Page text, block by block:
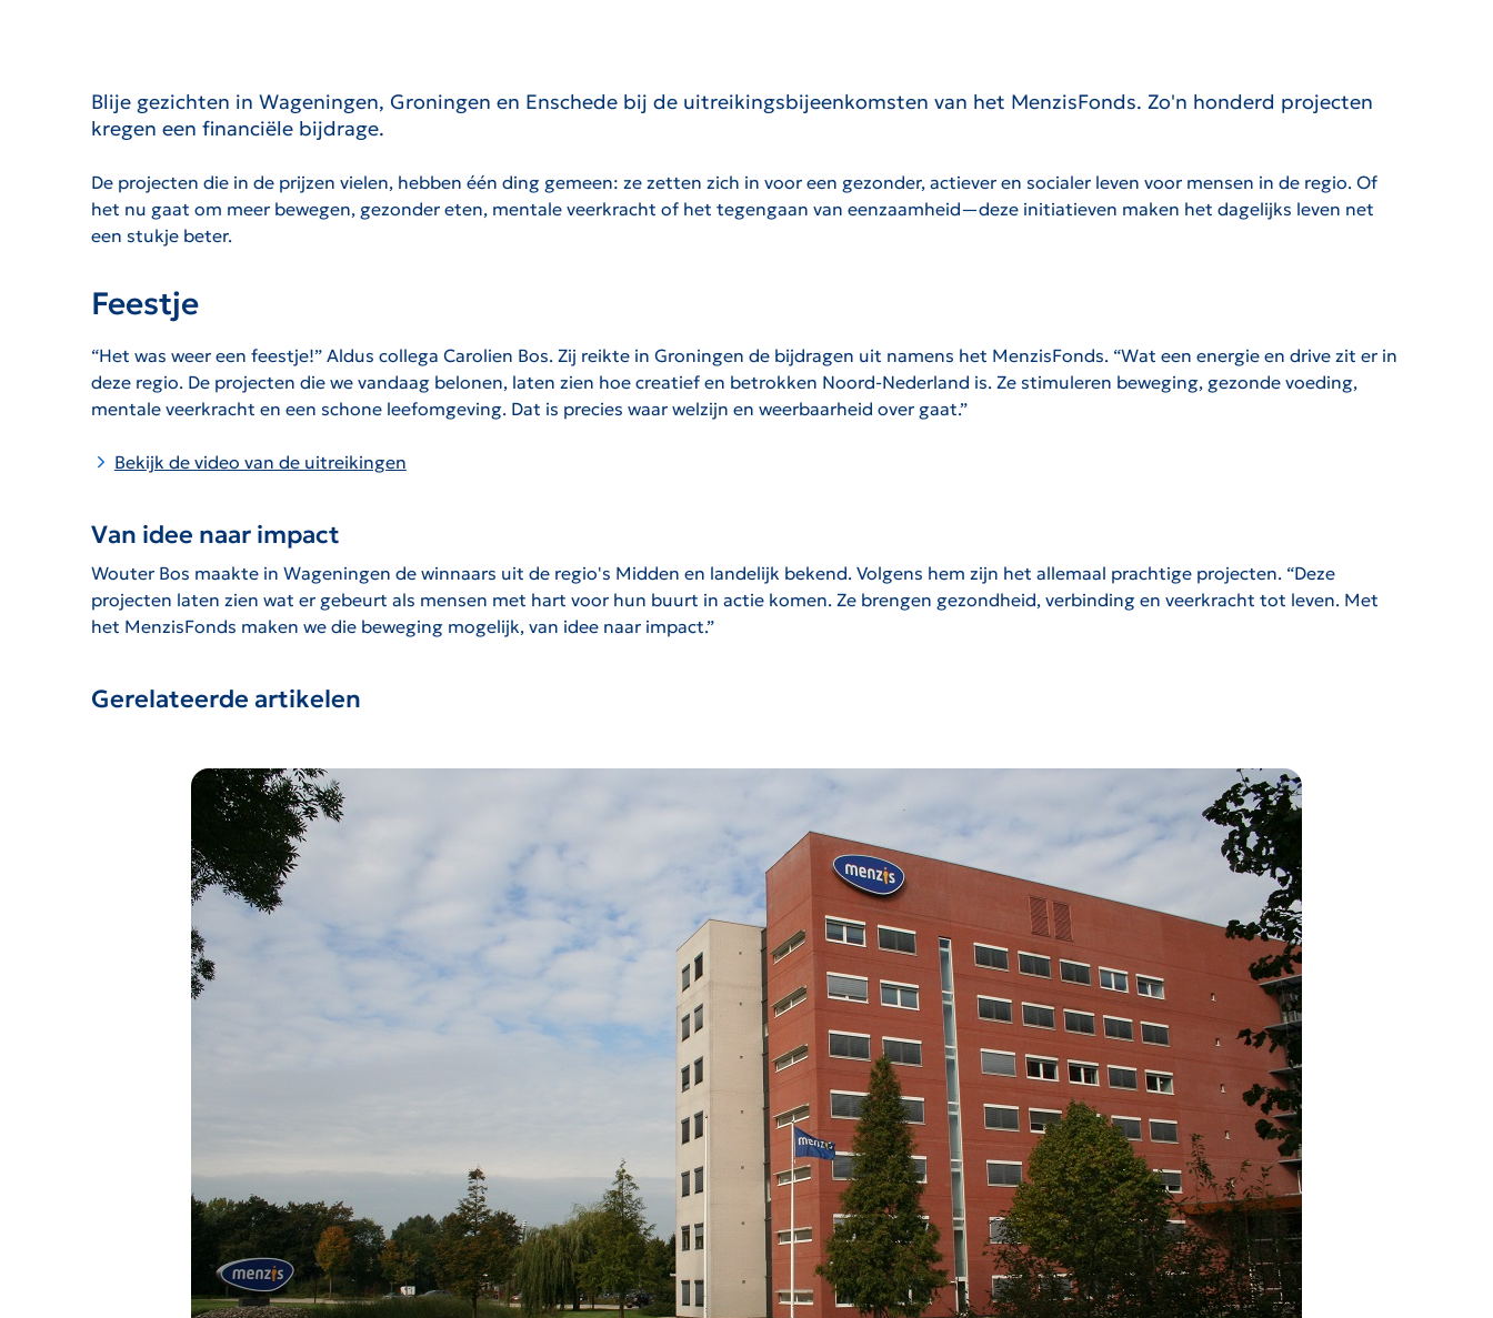
Blije gezichten in Wageningen, Groningen en Enschede bij de uitreikingsbijeenkomsten van het MenzisFonds. Zo'n honderd projecten
kregen een financiële bijdrage.
De projecten die in de prijzen vielen, hebben één ding gemeen: ze zetten zich in voor een gezonder, actiever en socialer leven voor mensen in de regio. Of
het nu gaat om meer bewegen, gezonder eten, mentale veerkracht of het tegengaan van eenzaamheid—deze initiatieven maken het dagelijks leven net
een stukje beter.
Feestje
“Het was weer een feestje!” Aldus collega Carolien Bos. Zij reikte in Groningen de bijdragen uit namens het MenzisFonds. “Wat een energie en drive zit er in
deze regio. De projecten die we vandaag belonen, laten zien hoe creatief en betrokken Noord-Nederland is. Ze stimuleren beweging, gezonde voeding,
mentale veerkracht en een schone leefomgeving. Dat is precies waar welzijn en weerbaarheid over gaat.”
Bekijk de video van de uitreikingen
Van idee naar impact
Wouter Bos maakte in Wageningen de winnaars uit de regio's Midden en landelijk bekend. Volgens hem zijn het allemaal prachtige projecten. “Deze
projecten laten zien wat er gebeurt als mensen met hart voor hun buurt in actie komen. Ze brengen gezondheid, verbinding en veerkracht tot leven. Met
het MenzisFonds maken we die beweging mogelijk, van idee naar impact.”
Gerelateerde artikelen